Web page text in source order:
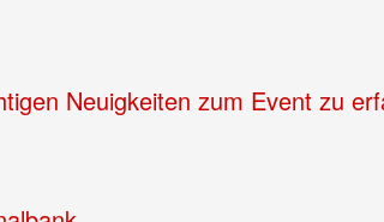
Neuigkeiten zum Event zu